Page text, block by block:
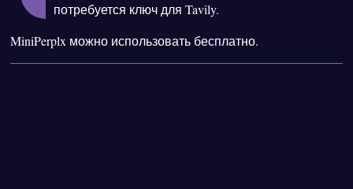
потребуется ключ для Tavily.
MiniPerplx можно использовать бесплатно.